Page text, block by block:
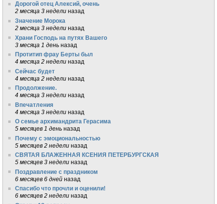
Дорогой отец Алексий, очень
2 месяца 3 недели назад
Значение Морока
2 месяца 3 недели назад
Храни Господь на путях Вашего
3 месяца 1 день назад
Протитип фрау Берты был
4 месяца 2 недели назад
Сейчас будет
4 месяца 2 недели назад
Продолжение.
4 месяца 3 недели назад
Впечатления
4 месяца 3 недели назад
О семье архимандрита Герасима
5 месяцев 1 день назад
Почему с эмоциональностью
5 месяцев 2 недели назад
СВЯТАЯ БЛАЖЕННАЯ КСЕНИЯ ПЕТЕРБУРГСКАЯ
5 месяцев 3 недели назад
Поздравление с праздником
6 месяцев 6 дней назад
Спасибо что прочли и оценили!
6 месяцев 2 недели назад